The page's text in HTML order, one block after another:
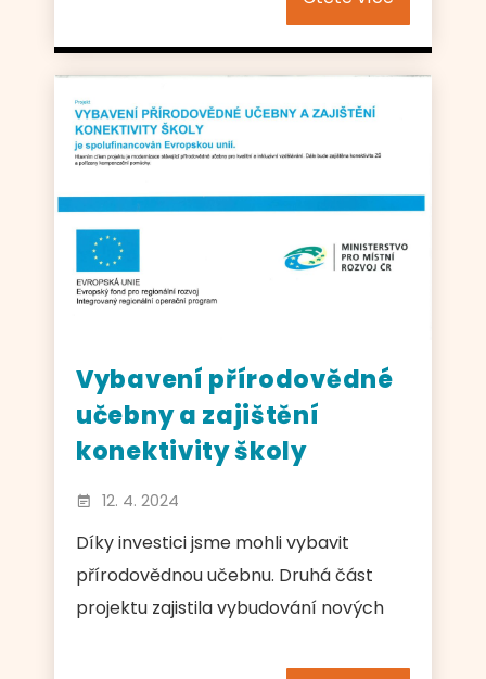
Vybavení přírodovědné
učebny a zajištění
konektivity školy
12. 4. 2024
Díky investici jsme mohli vybavit
přírodovědnou učebnu. Druhá část
projektu zajistila vybudování nových